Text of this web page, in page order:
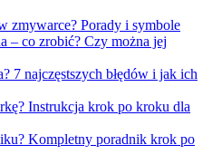
zmywarce? Porady i symbole
– co zrobić? Czy można jej
7 najczęstszych błędów i jak ich
Instrukcja krok po kroku dla
Kompletny poradnik krok po